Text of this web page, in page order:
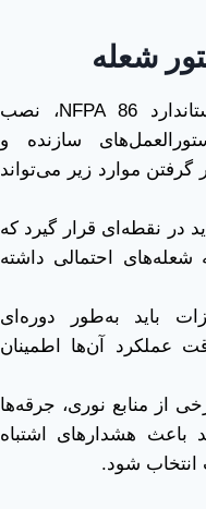
شعله
براساس بندهای 8.2.2 و 8.2.5 استاندارد NFPA 86، نصب
سازنده و
گرفتن موارد زیر می‌تواند
در نقطه‌ای قرار گیرد که
شعله‌های احتمالی داشته
باید به‌طور دوره‌ای
عملکرد آن‌ها اطمینان
از منابع نوری، جرقه‌ها
باعث هشدارهای اشتباه
انتخاب شود.